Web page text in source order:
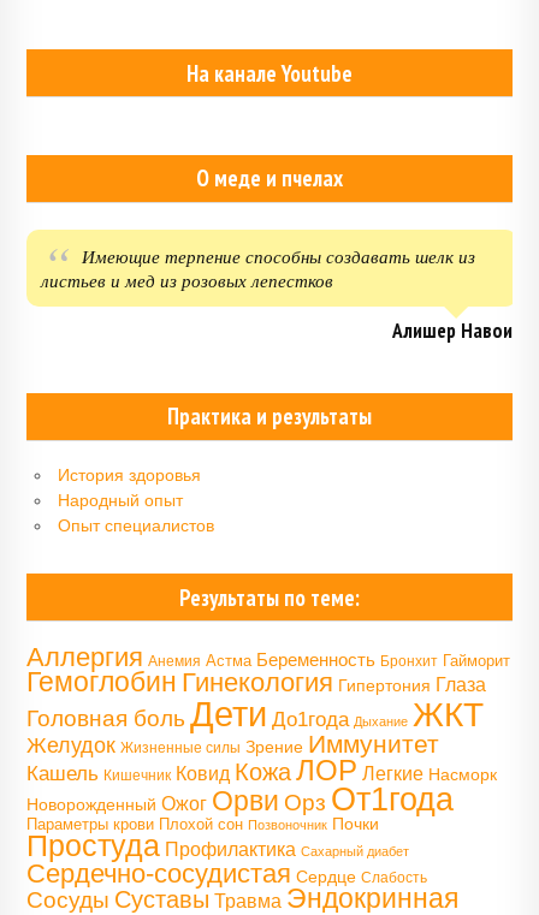
На канале Youtube
О меде и пчелах
Имеющие терпение способны создавать шелк из
листьев и мед из розовых лепестков
Алишер Навои
Практика и результаты
История здоровья
Народный опыт
Опыт специалистов
Результаты по теме:
Аллергия Анемия Астма Беременность Бронхит Гайморит
Гемоглобин Гинекология Гипертония Глаза
Головная боль Дети До1года Дыхание ЖКТ
Желудок Жизненные силы Зрение Иммунитет
Кашель Кишечник Ковид Кожа ЛОР Легкие Насморк
Новорожденный Ожог Орви Орз От1года
Параметры крови Плохой сон Позвоночник Почки
Простуда Профилактика Сахарный диабет
Сердечно-сосудистая Сердце Слабость
Сосуды Суставы Травма Эндокринная